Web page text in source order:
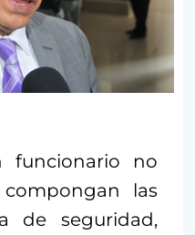
funcionario no
las
de seguridad,